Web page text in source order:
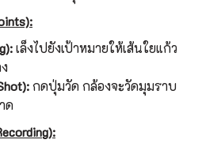
เล็งไปยังเป้าหมายให้เส้นใยแก้ว
กดปุ่มวัด กล้องจะวัดมุมราบ
ด